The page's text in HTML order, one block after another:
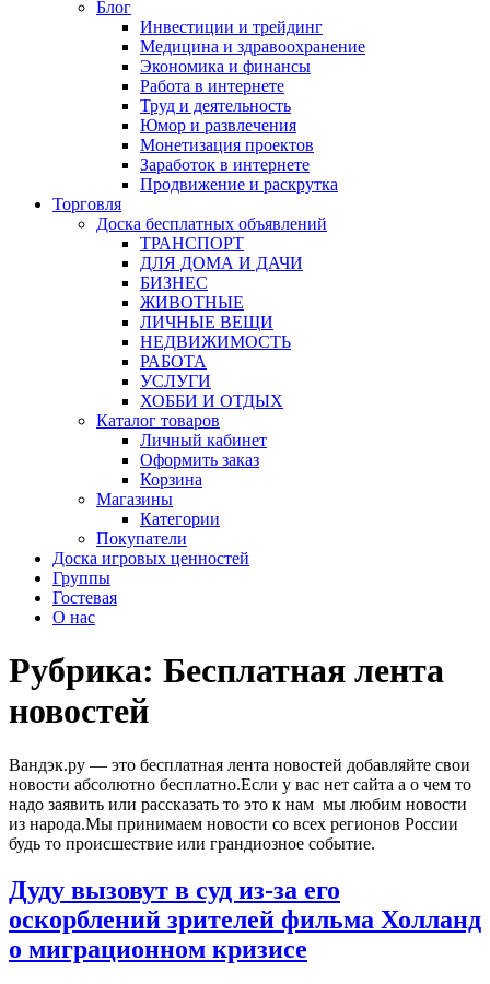
Блог
Инвестиции и трейдинг
Медицина и здравоохранение
Экономика и финансы
Работа в интернете
Труд и деятельность
Юмор и развлечения
Монетизация проектов
Заработок в интернете
Продвижение и раскрутка
Торговля
Доска бесплатных объявлений
ТРАНСПОРТ
ДЛЯ ДОМА И ДАЧИ
БИЗНЕС
ЖИВОТНЫЕ
ЛИЧНЫЕ ВЕЩИ
НЕДВИЖИМОСТЬ
РАБОТА
УСЛУГИ
ХОББИ И ОТДЫХ
Каталог товаров
Личный кабинет
Оформить заказ
Корзина
Магазины
Категории
Покупатели
Доска игровых ценностей
Группы
Гостевая
О нас
Рубрика: Бесплатная лента
новостей
Вандэк.ру — это бесплатная лента новостей добавляйте свои
новости абсолютно бесплатно.Если у вас нет сайта а о чем то
надо заявить или рассказать то это к нам мы любим новости
из народа.Мы принимаем новости со всех регионов России
будь то происшествие или грандиозное событие.
Дуду вызовут в суд из-за его
оскорблений зрителей фильма Холланд
о миграционном кризисе